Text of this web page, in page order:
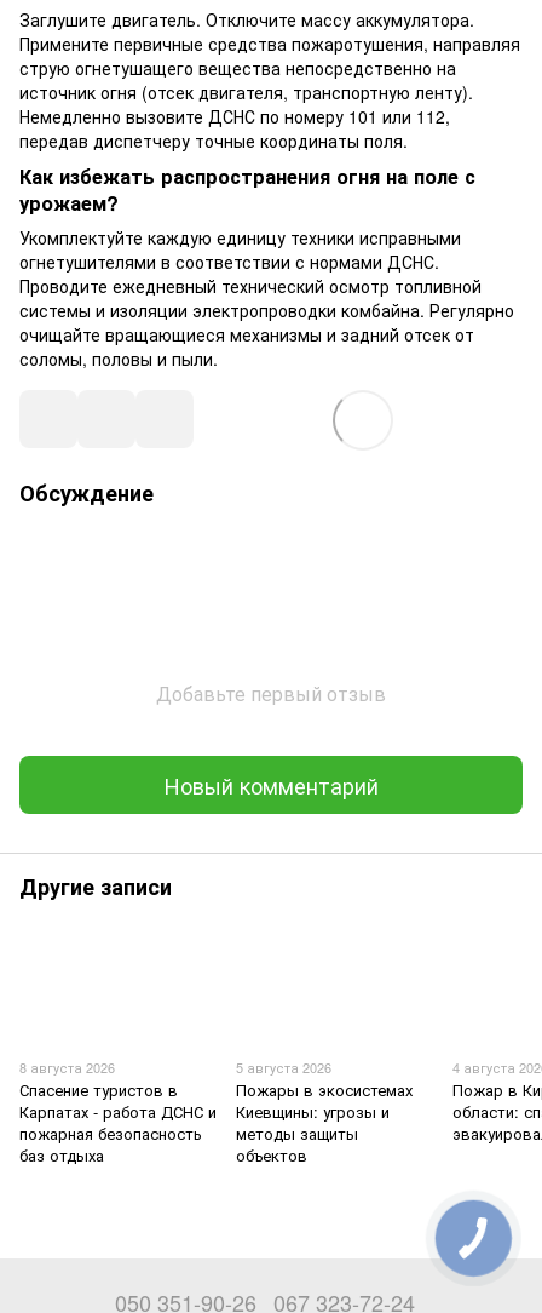
Заглушите двигатель. Отключите массу аккумулятора.
Примените первичные средства пожаротушения, направляя
струю огнетушащего вещества непосредственно на
источник огня (отсек двигателя, транспортную ленту).
Немедленно вызовите ДСНС по номеру 101 или 112,
передав диспетчеру точные координаты поля.
Как избежать распространения огня на поле с
урожаем?
Укомплектуйте каждую единицу техники исправными
огнетушителями в соответствии с нормами ДСНС.
Проводите ежедневный технический осмотр топливной
системы и изоляции электропроводки комбайна. Регулярно
очищайте вращающиеся механизмы и задний отсек от
соломы, половы и пыли.
Обсуждение
Добавьте первый отзыв
Новый комментарий
Другие записи
8 августа 2026
Спасение туристов в
Карпатах - работа ДСНС и
пожарная безопасность
баз отдыха
5 августа 2026
Пожары в экосистемах
Киевщины: угрозы и
методы защиты
объектов
4 августа
Пожар в
области:
050 351-90-26 067 323-72-24